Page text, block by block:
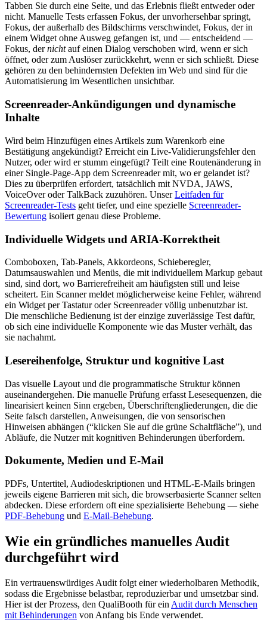
Tabben Sie durch eine Seite, und das Erlebnis fließt entweder oder
nicht. Manuelle Tests erfassen Fokus, der unvorhersehbar springt,
Fokus, der außerhalb des Bildschirms verschwindet, Fokus, der in
einem Widget ohne Ausweg gefangen ist, und — entscheidend —
Fokus, dernichtauf einen Dialog verschoben wird, wenn er sich
öffnet, oder zum Auslöser zurückkehrt, wenn er sich schließt. Diese
gehören zu den behindernsten Defekten im Web und sind für die
Automatisierung im Wesentlichen unsichtbar.
Screenreader-Ankündigungen und dynamische
Inhalte
Wird beim Hinzufügen eines Artikels zum Warenkorb eine
Bestätigung angekündigt? Erreicht ein Live-Validierungsfehler den
Nutzer, oder wird er stumm eingefügt? Teilt eine Routenänderung in
einer Single-Page-App dem Screenreader mit, wo er gelandet ist?
Dies zu überprüfen erfordert, tatsächlich mit NVDA, JAWS,
VoiceOver oder TalkBack zuzuhören. UnserLeitfaden für
Screenreader-Tests geht tiefer, und eine spezielle Screenreader-
Bewertung isoliert genau diese Probleme.
Individuelle Widgets und ARIA-Korrektheit
Comboboxen, Tab-Panels, Akkordeons, Schieberegler,
Datumsauswahlen und Menüs, die mit individuellem Markup gebaut
sind, sind dort, wo Barrierefreiheit am häufigsten still und leise
scheitert. Ein Scanner meldet möglicherweise keine Fehler, während
ein Widget per Tastatur oder Screenreader völlig unbenutzbar ist.
Die menschliche Bedienung ist der einzige zuverlässige Test dafür,
ob sich eine individuelle Komponente wie das Muster verhält, das
sie nachahmt.
Lesereihenfolge, Struktur und kognitive Last
Das visuelle Layout und die programmatische Struktur können
auseinandergehen. Die manuelle Prüfung erfasst Lesesequenzen, die
linearisiert keinen Sinn ergeben, Überschriftengliederungen, die die
Seite falsch darstellen, Anweisungen, die von sensorischen
Hinweisen abhängen (“klicken Sie auf die grüne Schaltfläche”), und
Abläufe, die Nutzer mit kognitiven Behinderungen überfordern.
Dokumente, Medien und E-Mail
PDFs, Untertitel, Audiodeskriptionen und HTML-E-Mails bringen
jeweils eigene Barrieren mit sich, die browserbasierte Scanner selten
abdecken. Diese erfordern oft eine spezialisierte Behebung — siehe
PDF-Behebung und E-Mail-Behebung.
Wie ein gründliches manuelles Audit
durchgeführt wird
Ein vertrauenswürdiges Audit folgt einer wiederholbaren Methodik,
sodass die Ergebnisse belastbar, reproduzierbar und umsetzbar sind.
Hier ist der Prozess, den QualiBooth für ein Audit durch Menschen
mit Behinderungen von Anfang bis Ende verwendet.